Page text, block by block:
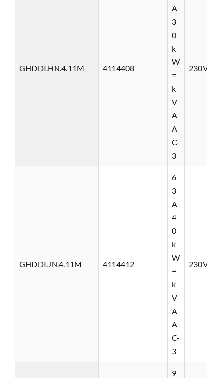
GHDDI.HN.4.11M 4114408
A
3
0
k
W
=
k
V
A
A
C-
3
230VAC
GHDDI.JN.4.11M 4114412
6
3
A
4
0
k
W
=
k
V
A
A
C-
3
230VAC
9